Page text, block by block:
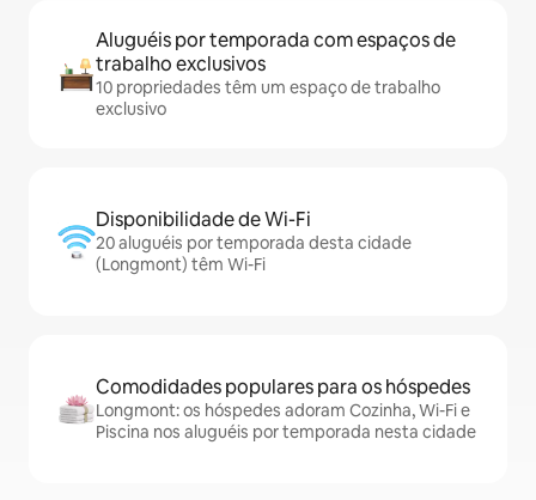
Aluguéis por temporada com espaços de
trabalho exclusivos
10 propriedades têm um espaço de trabalho
exclusivo
Disponibilidade de Wi-Fi
20 aluguéis por temporada desta cidade
(Longmont) têm Wi-Fi
Comodidades populares para os hóspedes
Longmont: os hóspedes adoram Cozinha, Wi-Fi e
Piscina nos aluguéis por temporada nesta cidade